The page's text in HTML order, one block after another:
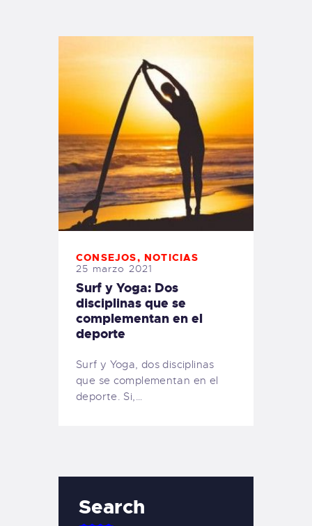
CONSEJOS, NOTICIAS
25 marzo 2021
Surf y Yoga: Dos
disciplinas que se
complementan en el
deporte
Surf y Yoga, dos disciplinas
que se complementan en el
deporte. Si,…
Search